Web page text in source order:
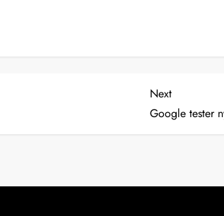
Next
Post
Next
Google tester